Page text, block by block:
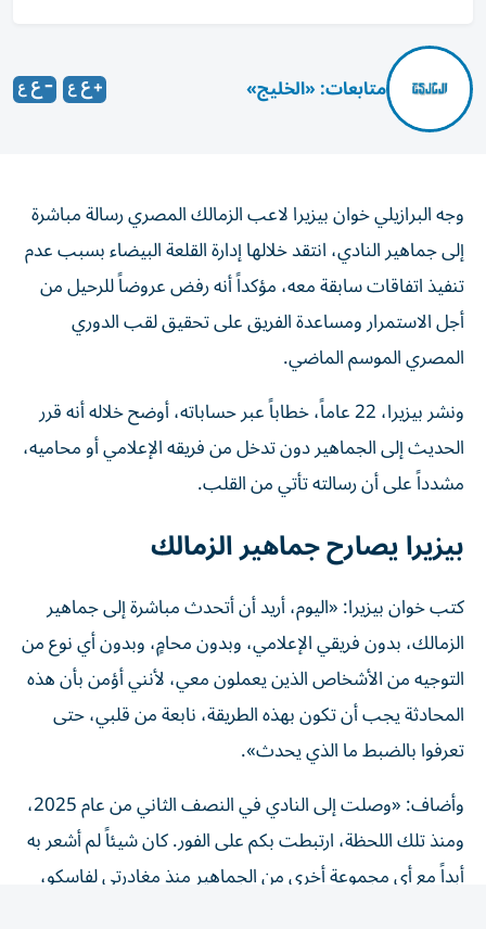
متابعات: «الخليج»
إلى جماهير النادي، انتقد خلالها إدارة القلعة البيضاء بسبب عدم
تنفيذ اتفاقات سابقة معه، مؤكداً أنه رفض عروضاً للرحيل من
أجل الاستمرار ومساعدة الفريق على تحقيق لقب الدوري
المصري الموسم الماضي.
ونشر بيزيرا، 22 عاماً، خطاباً عبر حساباته، أوضح خلاله أنه قرر
الحديث إلى الجماهير دون تدخل من فريقه الإعلامي أو محاميه،
مشدداً على أن رسالته تأتي من القلب.
بيزيرا يصارح جماهير الزمالك
كتب خوان بيزيرا: «اليوم، أريد أن أتحدث مباشرة إلى جماهير
الزمالك، بدون فريقي الإعلامي، وبدون محامٍ، وبدون أي نوع من
التوجيه من الأشخاص الذين يعملون معي، لأنني أؤمن بأن هذه
المحادثة يجب أن تكون بهذه الطريقة، نابعة من قلبي، حتى
تعرفوا بالضبط ما الذي يحدث».
ومنذ تلك اللحظة، ارتبطت بكم على الفور. كان شيئاً لم أشعر به
أبداً مع أي مجموعة أخرى من الجماهير منذ مغادرتي لفاسكو،
النادي الذي طورني كلاعب».